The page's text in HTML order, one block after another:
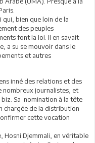
qui, bien que loin de la
des peuples
font la loi. Il en savait
a su se mouvoir dans le
et autres
inné des relations et des
nombreux journalistes, et
Sa nomination à la tête
chargée de la distribution
cette vocation
Hosni Djemmali, en véritable